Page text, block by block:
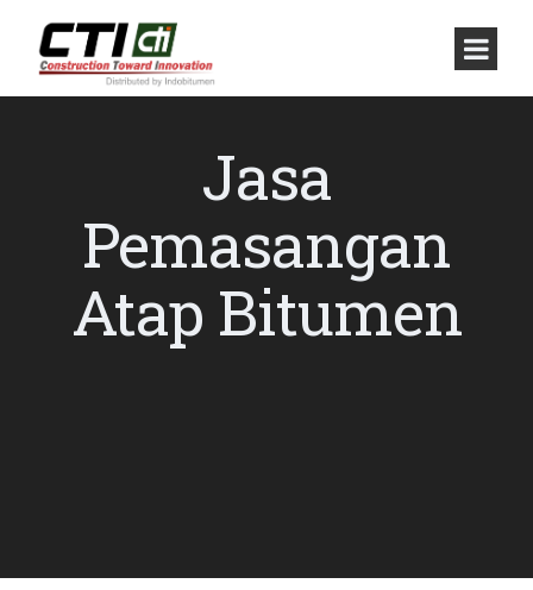
Jasa
Pemasangan
Atap Bitumen